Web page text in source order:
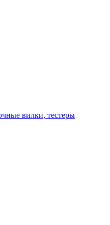
вилки, тестеры